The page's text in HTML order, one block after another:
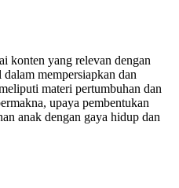
konten yang relevan dengan
mempersiapkan dan
materi pertumbuhan dan
upaya pembentukan
anak dengan gaya hidup dan